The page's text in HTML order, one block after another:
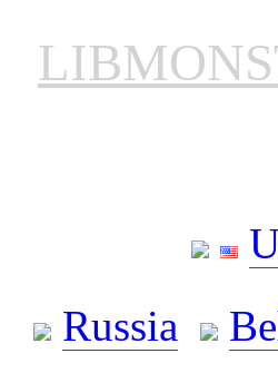
Russia